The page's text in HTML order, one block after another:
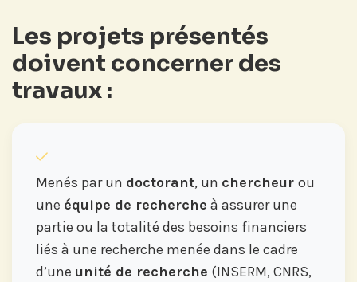
Les projets présentés
doivent concerner des
travaux :
Menés par un doctorant, un chercheur ou
une équipe de recherche à assurer une
partie ou la totalité des besoins financiers
liés à une recherche menée dans le cadre
d’une unité de recherche (INSERM, CNRS,